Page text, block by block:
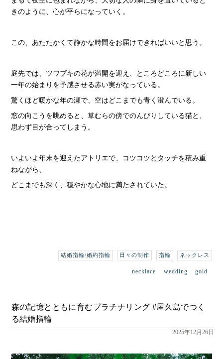
きのように、心が平らになっていく。
この、あたたかくて静かな時間をお届けできればいいと思う。
庭先では、ツワブキの花が満開を迎え、ところどころに新しい
一年の始まりを予感させる赤い実がなっている。
驚くほど暖かな年の瀬で、空はどこまでも青く澄んでいる。
窓の向こうを眺めると、草むらの傍でのんびりしている猫と、
思わず目が合ってしまう。
いよいよ年末を迎えたアトリエで、コツコツとタッチを積み重
ねながら、
どこまでも深く、穏やかな心地に満たされていた。
結婚指輪/婚約指輪 日々の制作 指輪 ネックレス
necklace wedding gold
森の記憶とともに育むプラチナリング #屋久島でつく
る結婚指輪
2025年12月26日